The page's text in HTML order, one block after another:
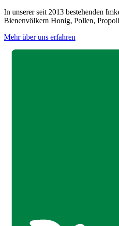
In unserer seit 2013 bestehenden
Bienenvölkern Honig, Pollen,
Mehr über uns erfahren